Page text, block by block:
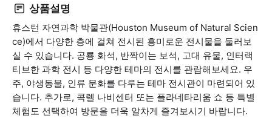
상품설명
휴스턴 자연과학 박물관(Houston Museum of Natural Scien
ce)에서 다양한 층에 걸쳐 전시된 흥미로운 전시물을 둘러보
실 수 있습니다. 공룡 화석, 반짝이는 보석, 고대 유물, 인터랙
티브한 과학 전시 등 다양한 테마의 전시를 관람해보세요. 우
주, 야생동물, 인류 문화를 다루는 테마 전시관이 마련되어 있
습니다. 추가로, 콕렐 나비센터 또는 플라네타리움 쇼 등 특별
체험도 선택하여 방문을 더욱 알차게 즐겨보시기 바랍니다.